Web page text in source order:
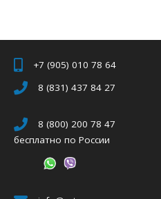
+7 (905) 010 78 64
8 (831) 437 84 27
8 (800) 200 78 47
бесплатно по России